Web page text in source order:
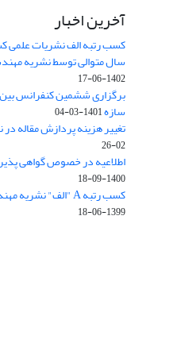
آخرین اخبار
کسب رتبه الف نشریات علمی
سال متوالی توسط نشریه
1402-06-17
برگزاری ششمین کنفرانس
سازه1401-03-04
تغییر هزینه پردازش مقاله
02-26
اطلاعیه در خصوص گواهی
1400-09-18
کسب رتبه A "الف" نشریه مهندسی سازه و ساخت
1399-06-18